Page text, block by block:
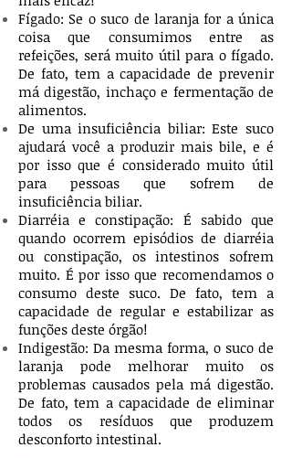
Fígado: Se o suco de laranja for a única
coisa que consumimos entre as
refeições, será muito útil para o fígado.
De fato, tem a capacidade de prevenir
má digestão, inchaço e fermentação de
alimentos.
De uma insuficiência biliar: Este suco
ajudará você a produzir mais bile, e é
por isso que é considerado muito útil
para pessoas que sofrem de
insuficiência biliar.
Diarréia e constipação: É sabido que
quando ocorrem episódios de diarréia
ou constipação, os intestinos sofrem
muito. É por isso que recomendamos o
consumo deste suco. De fato, tem a
capacidade de regular e estabilizar as
funções deste órgão!
Indigestão: Da mesma forma, o suco de
laranja pode melhorar muito os
problemas causados pela má digestão.
De fato, tem a capacidade de eliminar
todos os resíduos que produzem
desconforto intestinal.